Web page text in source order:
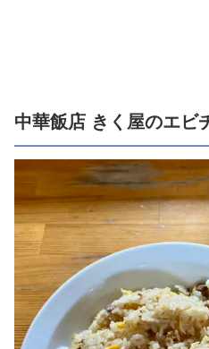
中華飯店 きく屋のエビ